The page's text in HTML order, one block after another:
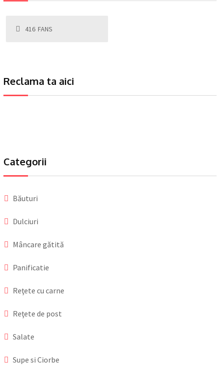
416 FANS
Reclama ta aici
Categorii
Băuturi
Dulciuri
Mâncare gătită
Panificatie
Reţete cu carne
Reţete de post
Salate
Supe si Ciorbe